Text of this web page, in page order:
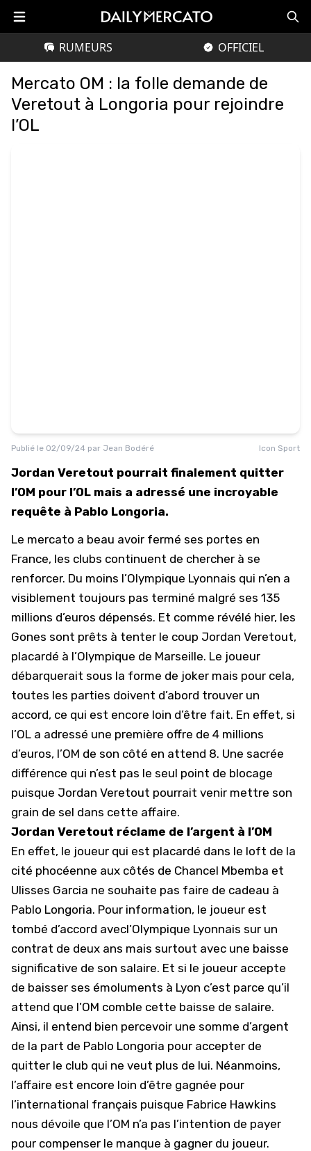
RUMEURS OFFICIEL
Mercato OM : la folle demande de
Veretout à Longoria pour rejoindre
l’OL
Publié le 02/09/24 par Jean Bodéré Icon Sport
Jordan Veretout pourrait finalement quitter
l’OM pour l’OL mais a adressé une incroyable
requête à Pablo Longoria.
Le mercato a beau avoir fermé ses portes en
France, les clubs continuent de chercher à se
renforcer. Du moins l’Olympique Lyonnais qui n’en a
visiblement toujours pas terminé malgré ses 135
millions d’euros dépensés. Et comme révélé hier, les
Gones sont prêts à tenter le coup Jordan Veretout,
placardé à l’Olympique de Marseille. Le joueur
débarquerait sous la forme de joker mais pour cela,
toutes les parties doivent d’abord trouver un
accord, ce qui est encore loin d’être fait. En effet, si
l’OL a adressé une première offre de 4 millions
d’euros, l’OM de son côté en attend 8. Une sacrée
différence qui n’est pas le seul point de blocage
puisque Jordan Veretout pourrait venir mettre son
grain de sel dans cette affaire.
Jordan Veretout réclame de l’argent à l’OM
En effet, le joueur qui est placardé dans le loft de la
cité phocéenne aux côtés de Chancel Mbemba et
Ulisses Garcia ne souhaite pas faire de cadeau à
Pablo Longoria. Pour information, le joueur est
tombé d’accord avecl’Olympique Lyonnais sur un
contrat de deux ans mais surtout avec une baisse
significative de son salaire. Et si le joueur accepte
de baisser ses émoluments à Lyon c’est parce qu’il
attend que l’OM comble cette baisse de salaire.
Ainsi, il entend bien percevoir une somme d’argent
de la part de Pablo Longoria pour accepter de
quitter le club qui ne veut plus de lui. Néanmoins,
l’affaire est encore loin d’être gagnée pour
l’international français puisque Fabrice Hawkins
nous dévoile que l’OM n’a pas l’intention de payer
pour compenser le manque à gagner du joueur.